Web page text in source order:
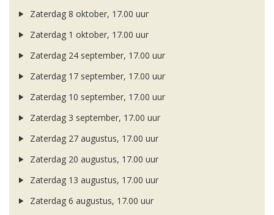
Zaterdag 8 oktober, 17.00 uur
Zaterdag 1 oktober, 17.00 uur
Zaterdag 24 september, 17.00 uur
Zaterdag 17 september, 17.00 uur
Zaterdag 10 september, 17.00 uur
Zaterdag 3 september, 17.00 uur
Zaterdag 27 augustus, 17.00 uur
Zaterdag 20 augustus, 17.00 uur
Zaterdag 13 augustus, 17.00 uur
Zaterdag 6 augustus, 17.00 uur